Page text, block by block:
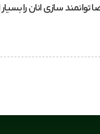
سازی انان را